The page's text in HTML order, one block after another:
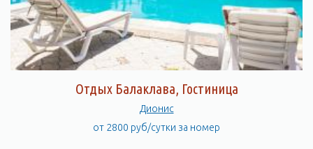
Отдых Балаклава, Гостиница
Дионис
от 2800 руб/сутки за номер